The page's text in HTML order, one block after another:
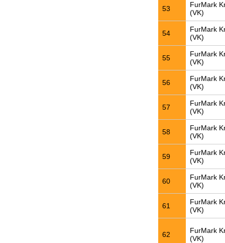
53
FurMark
(VK)
54
FurMark
(VK)
55
FurMark
(VK)
56
FurMark
(VK)
57
FurMark
(VK)
58
FurMark
(VK)
59
FurMark
(VK)
60
FurMark
(VK)
61
FurMark
(VK)
62
FurMark
(VK)